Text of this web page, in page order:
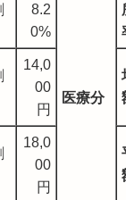
8.2
0%
医療分
14,0
00
円
18,0
00
円